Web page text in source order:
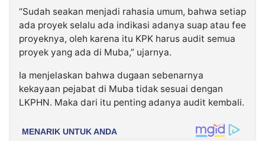
“Sudah seakan menjadi rahasia umum, bahwa setiap
ada proyek selalu ada indikasi adanya suap atau fee
proyeknya, oleh karena itu KPK harus audit semua
proyek yang ada di Muba,” ujarnya.
Ia menjelaskan bahwa dugaan sebenarnya
kekayaan pejabat di Muba tidak sesuai dengan
LKPHN. Maka dari itu penting adanya audit kembali.